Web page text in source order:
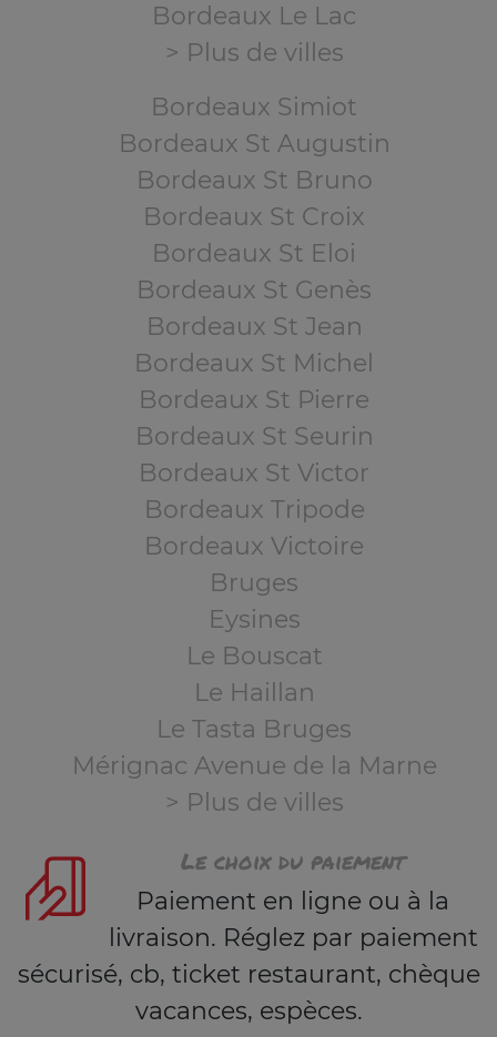
Bordeaux Le Lac
> Plus de villes
Bordeaux Simiot
Bordeaux St Augustin
Bordeaux St Bruno
Bordeaux St Croix
Bordeaux St Eloi
Bordeaux St Genès
Bordeaux St Jean
Bordeaux St Michel
Bordeaux St Pierre
Bordeaux St Seurin
Bordeaux St Victor
Bordeaux Tripode
Bordeaux Victoire
Bruges
Eysines
Le Bouscat
Le Haillan
Le Tasta Bruges
Mérignac Avenue de la Marne
> Plus de villes
Le choix du paiement
Paiement en ligne ou à la
livraison. Réglez par paiement
sécurisé, cb, ticket restaurant, chèque
vacances, espèces.